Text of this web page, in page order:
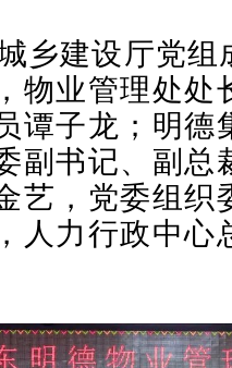
乡建设厅党组
物业管理处处
谭子龙；明德
副书记、副总
艺，党委组织
人力行政中心